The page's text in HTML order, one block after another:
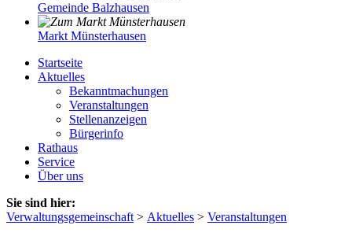
Gemeinde Balzhausen
Markt Münsterhausen
Startseite
Aktuelles
Bekanntmachungen
Veranstaltungen
Stellenanzeigen
Bürgerinfo
Rathaus
Service
Über uns
Sie sind hier:
Verwaltungsgemeinschaft > Aktuelles > Veranstaltungen